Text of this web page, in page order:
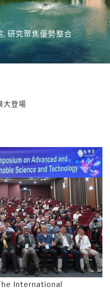
, 研究聚焦優勢整合
大登場
International